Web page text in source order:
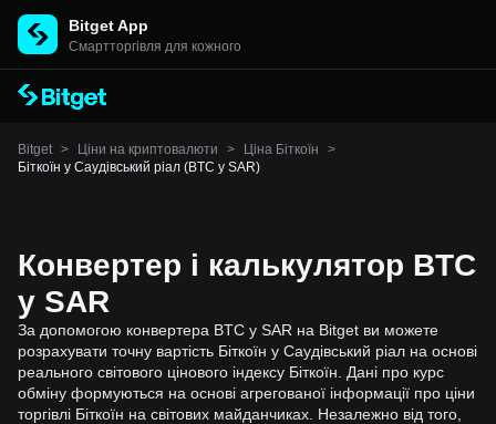
Bitget App
Cмартторгівля для кожного
Bitget > Ціни на криптовалюти > Ціна Біткоїн
>
Біткоїн у Саудівський ріал (BTC у SAR)
Конвертер і калькулятор BTC
у SAR
За допомогою конвертера BTC у SAR на Bitget ви можете
розрахувати точну вартість Біткоїн у Саудівський ріал на основі
реального світового цінового індексу Біткоїн. Дані про курс
обміну формуються на основі агрегованої інформації про ціни
торгівлі Біткоїн на світових майданчиках. Незалежно від того,